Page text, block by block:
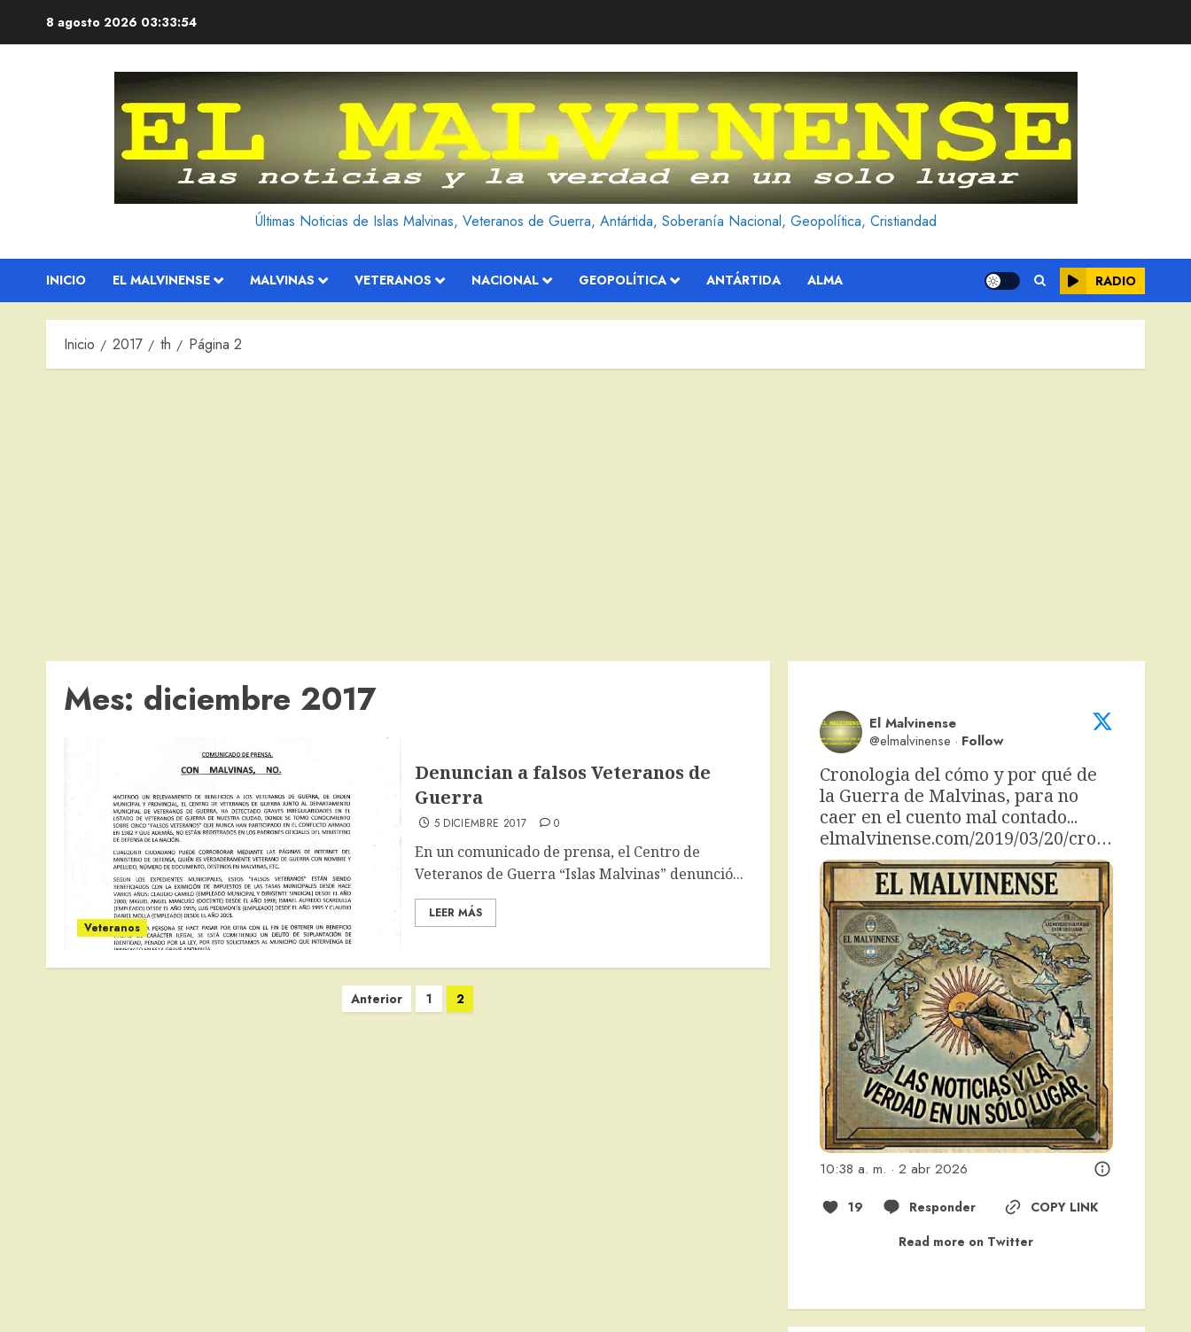
8 agosto 2026 03:33:54
Últimas Noticias de Islas Malvinas, Veteranos de Guerra, Antártida, Soberanía Nacional, Geopolítica, Cristiandad
INICIO EL MALVINENSE MALVINAS VETERANOS NACIONAL GEOPOLÍTICA ANTÁRTIDA ALMA RADIO
Inicio 2017 th Página 2
Mes: diciembre 2017
Veteranos
Denuncian a falsos Veteranos de
Guerra
5 DICIEMBRE 2017 0
En un comunicado de prensa, el Centro de
Veteranos de Guerra “Islas Malvinas” denunció...
LEER MÁS
Anterior 1 2
El Malvinense
@elmalvinense · Follow
Cronologia del cómo y por qué de
la Guerra de Malvinas, para no
elmalvinense.com/2019/03/20/cro…
10:38 a. m. · 2 abr 2026
19 Responder
COPY LINK
Read more on Twitter